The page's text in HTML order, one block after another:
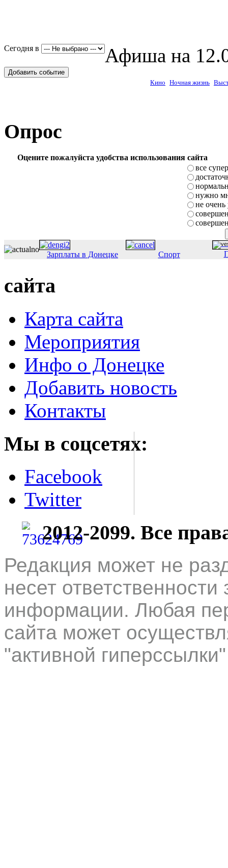
Сегодня в Афиша на
Добавить событие
Кино Ночная жизнь
Опрос
Оцените пожалуйста удобства использования сайта
все супер
нужно
не очень
Зарплаты в Донецке Спорт
сайта
Карта сайта
Мероприятия
Инфо о Донецке
Добавить новость
Контакты
Мы в соцсетях:
Facebook
Twitter
2012-2099. Все
Редакция может не
несет
информации. Любая
сайта может
"активной